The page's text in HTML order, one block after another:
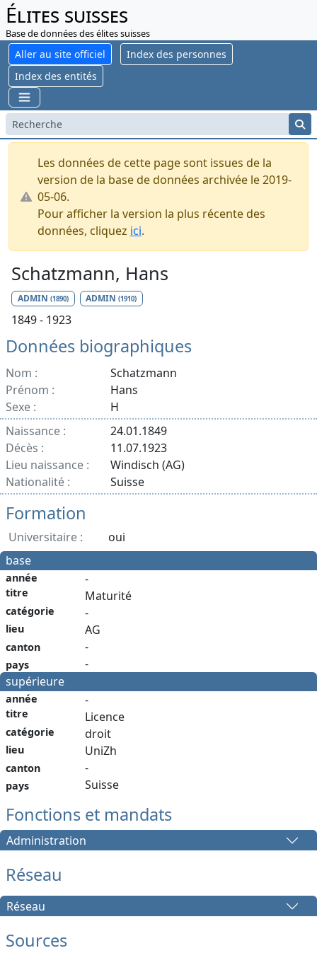
Élites suisses
Base de données des élites suisses
Aller au site officiel
Index des personnes
Index des entités
Les données de cette page sont issues de la
version de la base de données archivée le 2019-
05-06.
Pour afficher la version la plus récente des
données, cliquez ici.
Schatzmann, Hans
ADMIN (1890) ADMIN(1910)
1849 - 1923
Données biographiques
Nom :
Schatzmann
Prénom :
Hans
Sexe :
H
Naissance :
24.01.1849
Décès :
11.07.1923
Lieu naissance :
Windisch (AG)
Nationalité :
Suisse
Formation
Universitaire :
oui
base
année
titre
catégorie
lieu
canton
pays
-
Maturité
-
AG
-
-
supérieure
année
titre
catégorie
lieu
canton
pays
-
Licence
droit
UniZh
-
Suisse
Fonctions et mandats
Administration
Réseau
Réseau
Sources